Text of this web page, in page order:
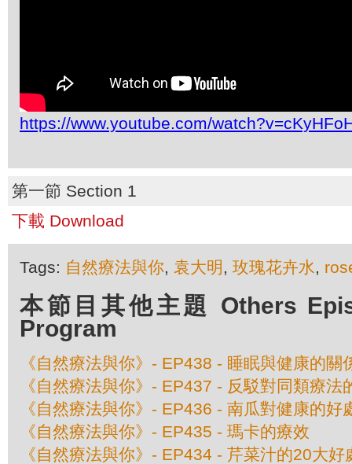
https://www.youtube.com/
第一節 Section 1
下載 Download
Tags: 自然療法與你, 袁大明 , 玫瑰花卉水,
本節目其他主題 Others
Program
《自然療法與你》- EP438 - 睡眠與健康的關
《自然療法與你》- EP437 - 反駁對同類療法
《自然療法與你》- EP436 - 南瓜對健康的好
《自然療法與你》- EP435 - 瑪卡的療效
《自然療法與你》- EP434 - 芹菜汁的20大好